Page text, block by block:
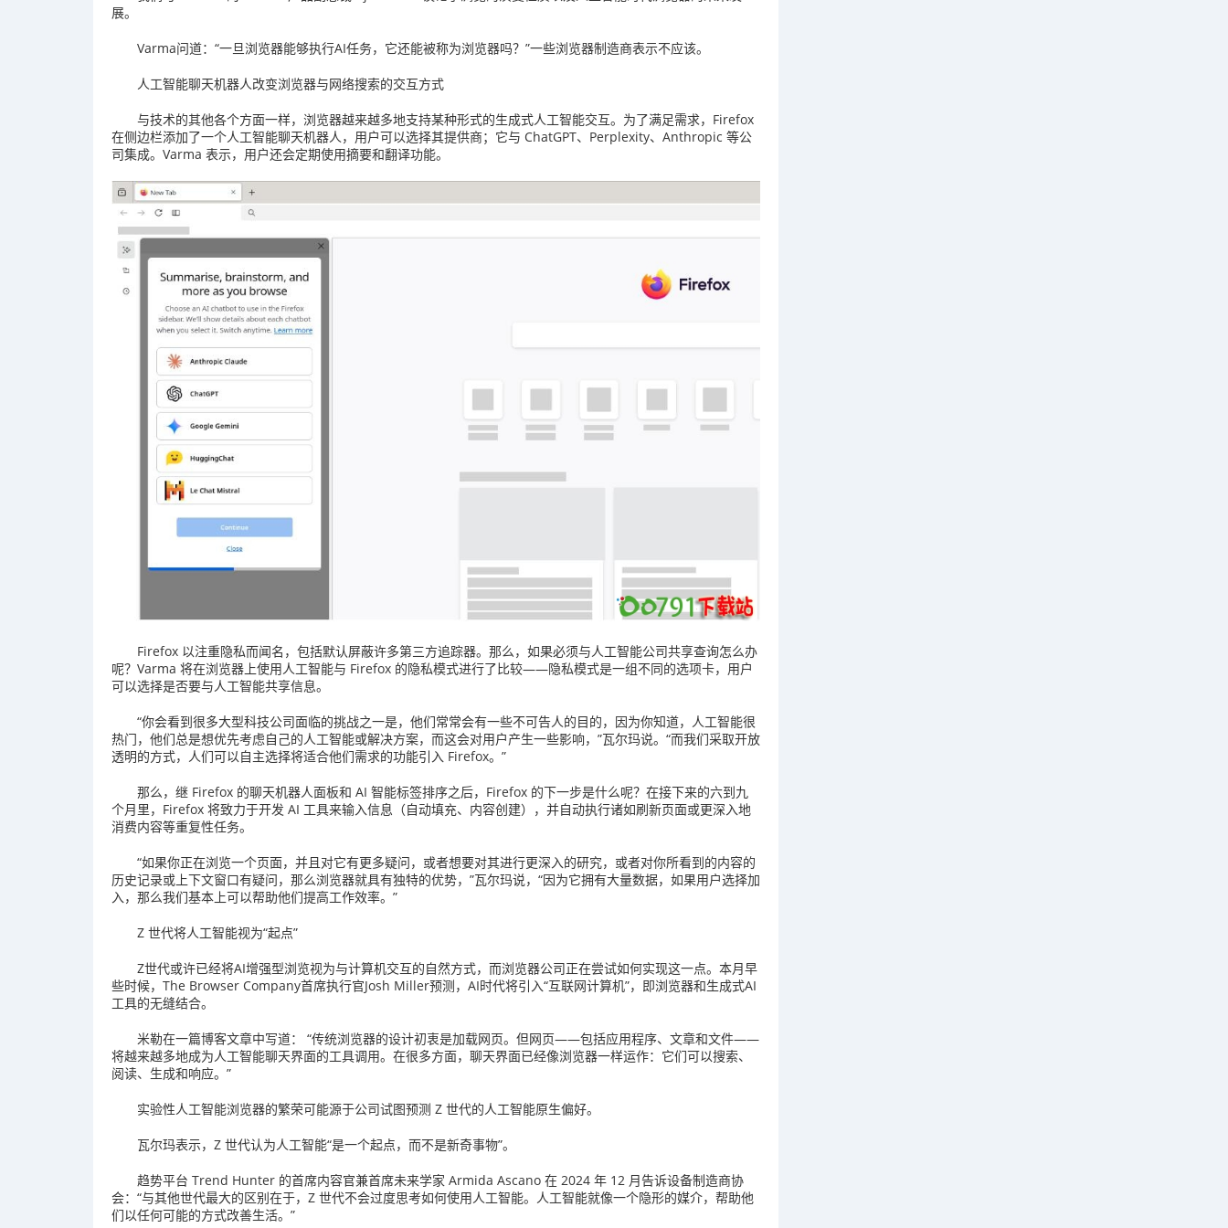
展。
Varma问道：“一旦浏览器能够执行AI任务，它还能被称为浏览器吗？”一些浏览器制造商表示不应该。
人工智能聊天机器人改变浏览器与网络搜索的交互方式
与技术的其他各个方面一样，浏览器越来越多地支持某种形式的生成式人工智能交互。为了满足需求，Firefox
在侧边栏添加了一个人工智能聊天机器人，用户可以选择其提供商；它与 ChatGPT、Perplexity、Anthropic 等公
司集成。Varma 表示，用户还会定期使用摘要和翻译功能。
Firefox 以注重隐私而闻名，包括默认屏蔽许多第三方追踪器。那么，如果必须与人工智能公司共享查询怎么办
呢？Varma 将在浏览器上使用人工智能与 Firefox 的隐私模式进行了比较——隐私模式是一组不同的选项卡，用户
可以选择是否要与人工智能共享信息。
“你会看到很多大型科技公司面临的挑战之一是，他们常常会有一些不可告人的目的，因为你知道，人工智能很
热门，他们总是想优先考虑自己的人工智能或解决方案，而这会对用户产生一些影响，”瓦尔玛说。“而我们采取开放
透明的方式，人们可以自主选择将适合他们需求的功能引入 Firefox。”
那么，继 Firefox 的聊天机器人面板和 AI 智能标签排序之后，Firefox 的下一步是什么呢？在接下来的六到九
个月里，Firefox 将致力于开发 AI 工具来输入信息（自动填充、内容创建），并自动执行诸如刷新页面或更深入地
消费内容等重复性任务。
“如果你正在浏览一个页面，并且对它有更多疑问，或者想要对其进行更深入的研究，或者对你所看到的内容的
历史记录或上下文窗口有疑问，那么浏览器就具有独特的优势，”瓦尔玛说，“因为它拥有大量数据，如果用户选择加
入，那么我们基本上可以帮助他们提高工作效率。”
Z 世代将人工智能视为“起点”
Z世代或许已经将AI增强型浏览视为与计算机交互的自然方式，而浏览器公司正在尝试如何实现这一点。本月早
些时候，The Browser Company首席执行官Josh Miller预测，AI时代将引入“互联网计算机”，即浏览器和生成式AI
工具的无缝结合。
米勒在一篇博客文章中写道： “传统浏览器的设计初衷是加载网页。但网页——包括应用程序、文章和文件——
将越来越多地成为人工智能聊天界面的工具调用。在很多方面，聊天界面已经像浏览器一样运作：它们可以搜索、
阅读、生成和响应。”
实验性人工智能浏览器的繁荣可能源于公司试图预测 Z 世代的人工智能原生偏好。
瓦尔玛表示，Z 世代认为人工智能“是一个起点，而不是新奇事物”。
趋势平台 Trend Hunter 的首席内容官兼首席未来学家 Armida Ascano 在 2024 年 12 月告诉设备制造商协
会：“与其他世代最大的区别在于，Z 世代不会过度思考如何使用人工智能。人工智能就像一个隐形的媒介，帮助他
们以任何可能的方式改善生活。”